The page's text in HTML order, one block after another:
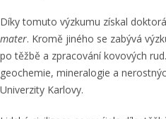
Díky tomuto výzkumu získal
mater. Kromě jiného se zabývá
po těžbě a zpracování kovových
geochemie, mineralogie a
Univerzity Karlovy.